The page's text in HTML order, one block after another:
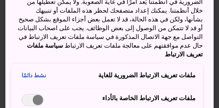
كيفية الوصول
يسهل الوصول إلى الشلالات باستقلال القطار إلى محطة
أكامغوتشي على خط كينتتسو، ثم استقلال حافلة تصحبك إلى
منطقة الشلالات خلال 10 دقائق.
الساعة، ومن محطة كيوتو أو محطة ناغويا نحو 90 دقيقة.
الضرورية في انظمتنا يُعد أمرًا في غاية الصعوبة. ولا يمكن تعطيلها من
خلال أنظمتنا. يمكنك إعداد متصفحك لحظر هذه الملفات أو تنبيهك
بشأنها، ولكن في هذه الحالة، قد لا تعمل بعض أجزاء الموقع بشكل صحيح
أو قد لا تتمكن من الوصول إلى بعض الوظائف. يجب على اصحاب البيانات
التواصل مع جهة الاتصال المذكورة في سياسة ملفات تعريف الارتباط في
حال عدم موافقتهم على معالجة ملفات تعريف الارتباطسياسة ملفات
تعريف الارتباط
ملفات تعريف الارتباط الضرورية للغاية نشط دائمًا
ملفات تعريف الارتباط الخاصة بالأداء